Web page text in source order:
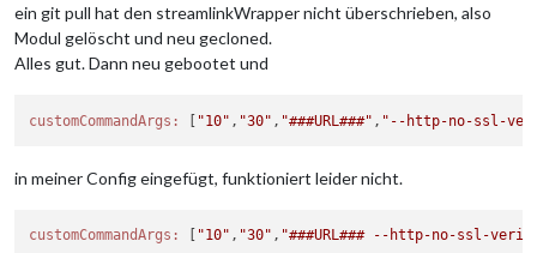
ein git pull hat den streamlinkWrapper nicht überschrieben, also
Modul gelöscht und neu gecloned.
Alles gut. Dann neu gebootet und
customCommandArgs: [ "10" , "30" , "###URL###" , "--http-no-ssl-
in meiner Config eingefügt, funktioniert leider nicht.
customCommandArgs: "10" , "30" , "###URL### --http-no-ssl-